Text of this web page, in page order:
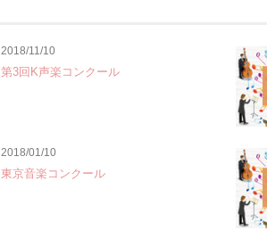
2018/11/10
第3回K声楽コンクール
2018/01/10
東京音楽コンクール